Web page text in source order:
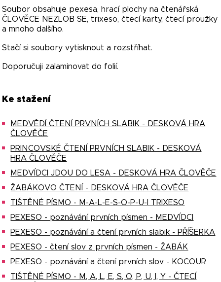
Soubor obsahuje pexesa, hrací plochy na čtenářská
ČLOVĚCE NEZLOB SE, trixeso, čtecí karty, čtecí proužky
a mnoho dalšího.
Stačí si soubory vytisknout a rozstříhat.
Doporučuji zalaminovat do folií.
Ke stažení
MEDVĚDÍ ČTENÍ PRVNÍCH SLABIK - DESKOVÁ HRA
ČLOVĚČE
PRINCOVSKÉ ČTENÍ PRVNÍCH SLABIK - DESKOVÁ
HRA ČLOVĚČE
MEDVÍDCI JDOU DO LESA - DESKOVÁ HRA ČLOVĚČE
ŽABÁKOVO ČTENÍ - DESKOVÁ HRA ČLOVĚČE
TIŠTĚNÉ PÍSMO - M-A-L-E-S-O-P-U-I TRIXESO
PEXESO - poznávání prvních písmen - MEDVÍDCI
PEXESO - poznávání a čtení prvních slabik - PŘÍŠERKA
PEXESO - čtení slov z prvních písmen - ŽABÁK
PEXESO - poznávání a čtení prvních slov - KOCOUR
TIŠTĚNÉ PÍSMO - M, A, L, E, S, O, P, U, I, Y - ČTECÍ